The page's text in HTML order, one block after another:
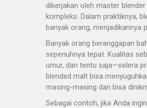
dikerjakan oleh master
kompleks. Dalam praktiknya,
banyak orang, menjadikannya
Banyak orang beranggapan
sepenuhnya tepat. Kualitas
umur, dan tentu saja—selera
blended malt bisa
masing-masing dan bisa
Sebagai contoh, jika Anda